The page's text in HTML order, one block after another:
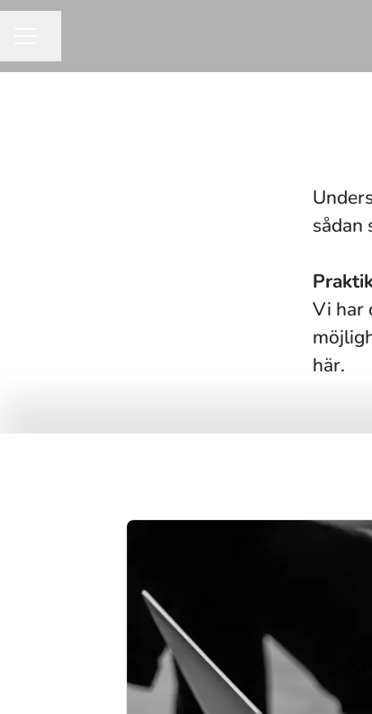
sådan
Vi har
här.